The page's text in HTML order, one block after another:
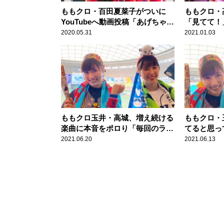
ももクロ・百田夏菜子がついに
YouTubeへ動画投稿「あげちゃい
ましたー！」
2020.05.31
ももクロ
「見てて
いでに2人
2021.01.03
ももクロ玉井・高城、増え続ける
楽曲に本音をポロり「毎回のライ
ブが不安です」
2021.06.20
ももクロ
てると思
ろ思ってい
2021.06.13